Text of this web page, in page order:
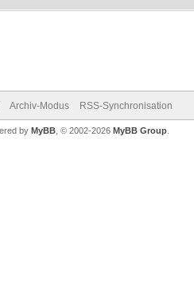
Archiv-Modus RSS-Synchronisation
by MyBB , © 2002-2026 MyBB Group